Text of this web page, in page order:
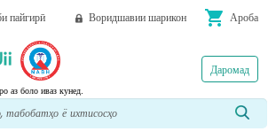
пайгирӣ Воридшавии шарикон shopping_cart Ароба
аз боло иваз кунед.
Даромад